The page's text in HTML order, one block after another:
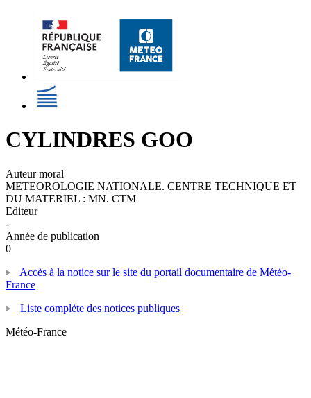
CYLINDRES GOO
Auteur moral
METEOROLOGIE NATIONALE. CENTRE TECHNIQUE ET
DU MATERIEL : MN. CTM
Editeur
-
Année de publication
0
Accès à la notice sur le site du portail documentaire de Météo-
France
Liste complète des notices publiques
Météo-France